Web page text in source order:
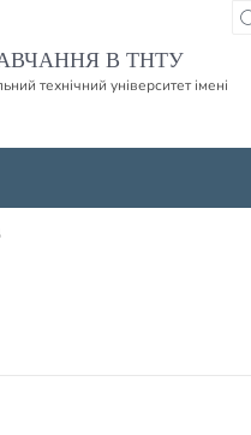
В ТНТУ
технічний університет імені